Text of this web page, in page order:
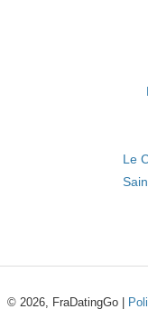
Le
© 2026, FraDatingGo |